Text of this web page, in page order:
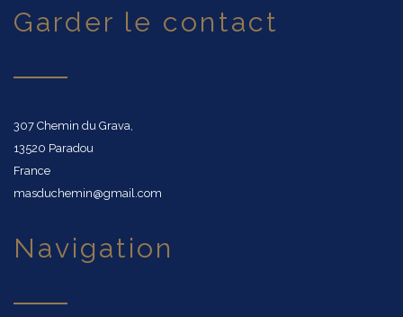
garder le contact
307 Chemin du Grava,
13520 Paradou
France
masduchemin@gmail.com
navigation